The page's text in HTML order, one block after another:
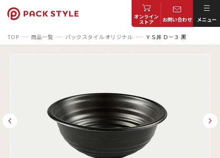
オンライン
ストア お問い合わせ メニュー
TOP 商品一覧 パックスタイル オリジナル ＹＳ丼 Ｄ－３ 黒